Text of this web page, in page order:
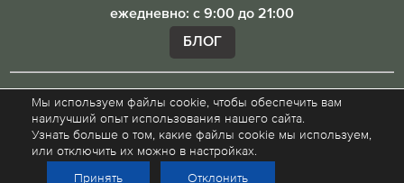
ежедневно: с 9:00 до 21:00
БЛОГ
Внимание! Наш сайт ugibddmo.ru, носит исключительно
информационный характер и не является публичной
офертой.
Мы используем файлы cookie, чтобы обеспечить вам
наилучший опыт использования нашего сайта.
Узнать больше о том, какие файлы cookie мы используем,
или отключить их можно в настройках.
Принять
Отклонить